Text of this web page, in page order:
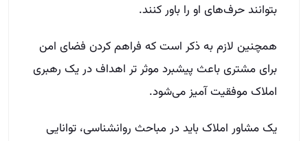
بتوانند حرف‌های او را باور کنند.
همچنین لازم به ذکر است که فراهم کردن فضای امن
برای مشتری باعث پیشبرد موثر تر اهداف در یک رهبری
املاک موفقیت آمیز می‌شود.
یک مشاور املاک باید در مباحث روانشناسی، توانایی